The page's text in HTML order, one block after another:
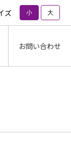
オープンハイスク
ズ 小 大
お問い合わせ